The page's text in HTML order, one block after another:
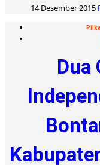
14 Desember 2015
Dua